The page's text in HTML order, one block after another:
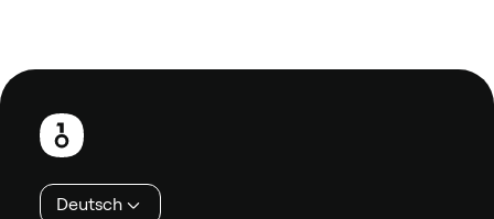
Fußzeile
Deutsch